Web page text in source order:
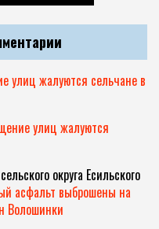
улиц жалуются сельчане в
улиц жалуются
округа Есильского
асфальт выброшены на
Волошинки